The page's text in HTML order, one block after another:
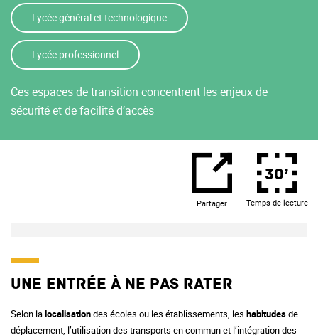
Lycée général et technologique
Lycée professionnel
Ces espaces de transition concentrent les enjeux de
sécurité et de facilité d’accès
Partager
30’
Temps de lecture
Une entrée à ne pas rater
Selon lalocalisationdes écoles ou les établissements, les habitudesde
déplacement, l’utilisation des transports en commun et l’intégration des